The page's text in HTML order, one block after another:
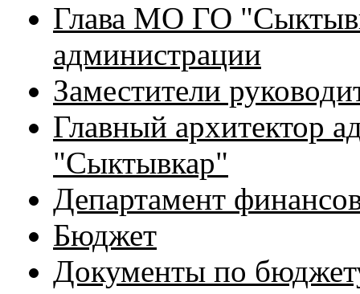
Глава МО ГО
администрации
Заместители
Главный архитектор
"Сыктывкар"
Департамент
Бюджет
Документы по